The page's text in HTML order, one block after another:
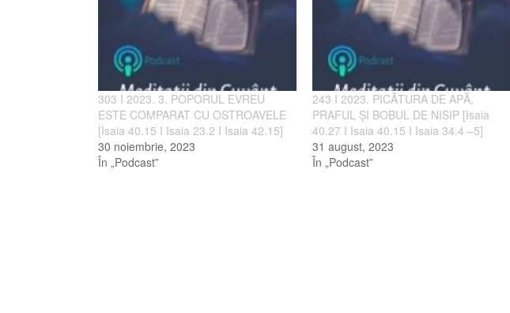
303 I 2023. 3. POPORUL EVREU
ESTE COMPARAT CU OSTROAVELE
[Isaia 40.15 I Isaia 23.2 I Isaia 42.15]
30 noiembrie, 2023
În „Podcast”
243 I 2023. PICĂTURA DE APĂ,
PRAFUL ȘI BOBUL DE NISIP [Isaia
40.27 I Isaia 40.15 I Isaia 34.4 –5]
31 august, 2023
În „Podcast”